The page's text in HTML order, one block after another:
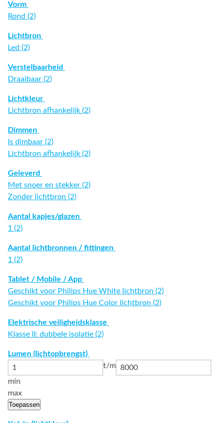
Vorm
Rond (2)
Lichtbron
Led (2)
Verstelbaarheid
Draaibaar (2)
Lichtkleur
Lichtbron afhankelijk (2)
Dimmen
Is dimbaar (2)
Lichtbron afhankelijk (2)
Geleverd
Met snoer en stekker (2)
Zonder lichtbron (2)
Aantal kapjes/glazen
1 (2)
Aantal lichtbronnen / fittingen
1 (2)
Tablet / Mobile / App
Geschikt voor Philips Hue White lichtbron (2)
Geschikt voor Philips Hue Color lichtbron (2)
Elektrische veiligheidsklasse
Klasse II: dubbele isolatie (2)
Lumen (lichtopbrengst)
t/m
min
max
Toepassen